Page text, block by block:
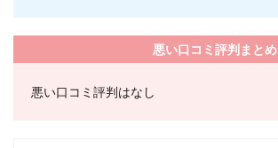
度が
か？
悪い口コミ評判まとめ
悪い口コミ評判はなし